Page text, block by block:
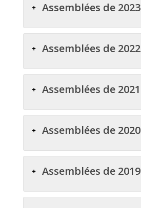
Assemblées de 2023
Assemblées de 2022
Assemblées de 2021
Assemblées de 2020
Assemblées de 2019